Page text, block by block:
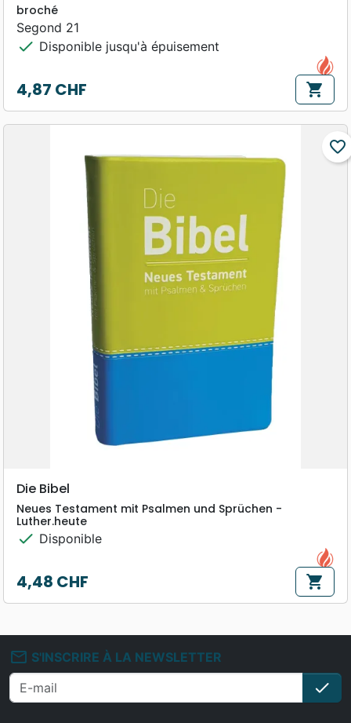
broché
Segond 21
check Disponible jusqu'à épuisement
Prix
4,87 CHF shopping_cart
favorite_border
Die Bibel
Neues Testament mit Psalmen und Sprüchen -
Luther.heute
check Disponible
Prix
4,48 CHF shopping_cart
mail_outline S'INSCRIRE À LA NEWSLETTER
check